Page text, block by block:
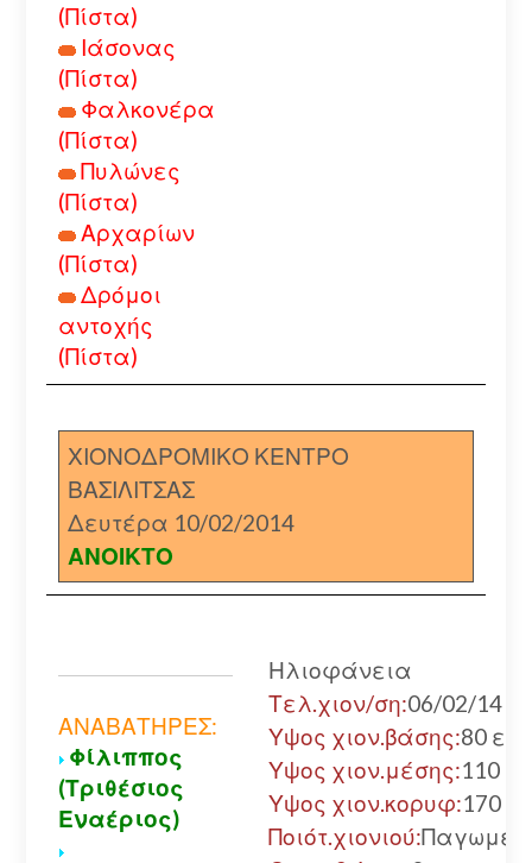
(Πίστα)
Ιάσονας
(Πίστα)
Φαλκονέρα
(Πίστα)
Πυλώνες
(Πίστα)
Αρχαρίων
(Πίστα)
Δρόμοι
αντοχής
(Πίστα)
ΧΙΟΝΟΔΡΟΜΙΚΟ ΚΕΝΤΡΟ
ΒΑΣΙΛΙΤΣΑΣ
Δευτέρα 10/02/2014
ΑΝΟΙΚΤΟ
ΑΝΑΒΑΤΗΡΕΣ:
Φίλιππος
(Τριθέσιος
Εναέριος)
Ηλιοφάνεια
Τελ.χιον/ση:06/02/14
Υψος χιον.βάσης:80 εκ.
Υψος χιον.μέσης:110
Υψος χιον.κορυφ:170
Ποιότ.χιονιού: